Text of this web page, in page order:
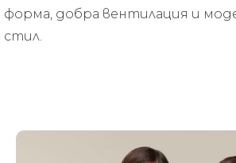
форма, добра вентилация и
стил.